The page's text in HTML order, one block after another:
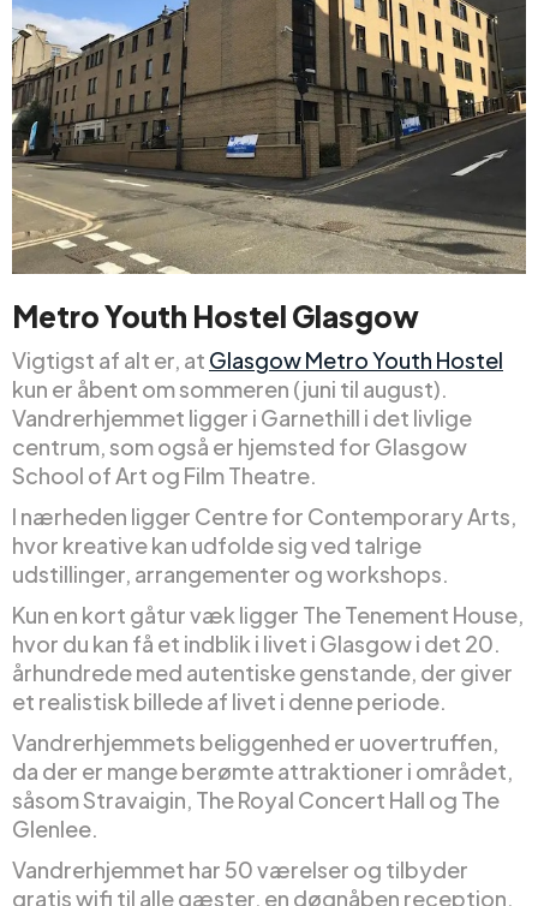
Metro Youth Hostel Glasgow
Vigtigst af alt er, at Glasgow Metro Youth Hostel
kun er åbent om sommeren (juni til august).
Vandrerhjemmet ligger i Garnethill i det livlige
centrum, som også er hjemsted for Glasgow
School of Art og Film Theatre.
I nærheden ligger Centre for Contemporary Arts,
hvor kreative kan udfolde sig ved talrige
udstillinger, arrangementer og workshops.
Kun en kort gåtur væk ligger The Tenement House,
hvor du kan få et indblik i livet i Glasgow i det 20.
århundrede med autentiske genstande, der giver
et realistisk billede af livet i denne periode.
Vandrerhjemmets beliggenhed er uovertruffen,
da der er mange berømte attraktioner i området,
såsom Stravaigin, The Royal Concert Hall og The
Glenlee.
Vandrerhjemmet har 50 værelser og tilbyder
gratis wifi til alle gæster, en døgnåben reception,